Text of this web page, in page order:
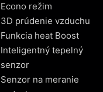
Econo režim
3D prúdenie vzduchu
Funkcia heat Boost
Inteligentný tepelný
senzor
Senzor na meranie